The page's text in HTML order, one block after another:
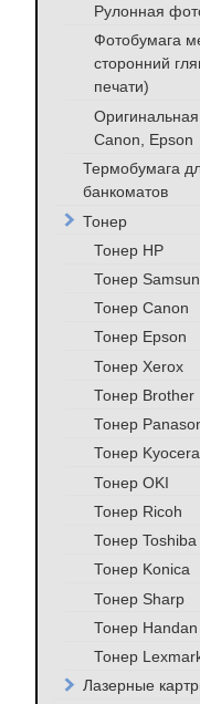
Рулонная
Фотобумага
сторонний
печати)
Canon, Epson
Термобумага
банкоматов
Тонер
Тонер HP
Тонер
Тонер Canon
Тонер Epson
Тонер Xerox
Тонер Brother
Тонер
Тонер Kyocera
Тонер OKI
Тонер Ricoh
Тонер Toshiba
Тонер Konica
Тонер Sharp
Тонер Handan
Тонер
Лазерные